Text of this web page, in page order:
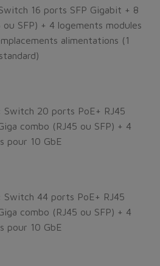
16 ports SFP Gigabit + 8
SFP) + 4 logements modules
alimentations (1
Switch 20 ports PoE+ RJ45
combo (RJ45 ou SFP) + 4
pour 10 GbE
44 ports PoE+ RJ45
combo (RJ45 ou SFP) + 4
pour 10 GbE